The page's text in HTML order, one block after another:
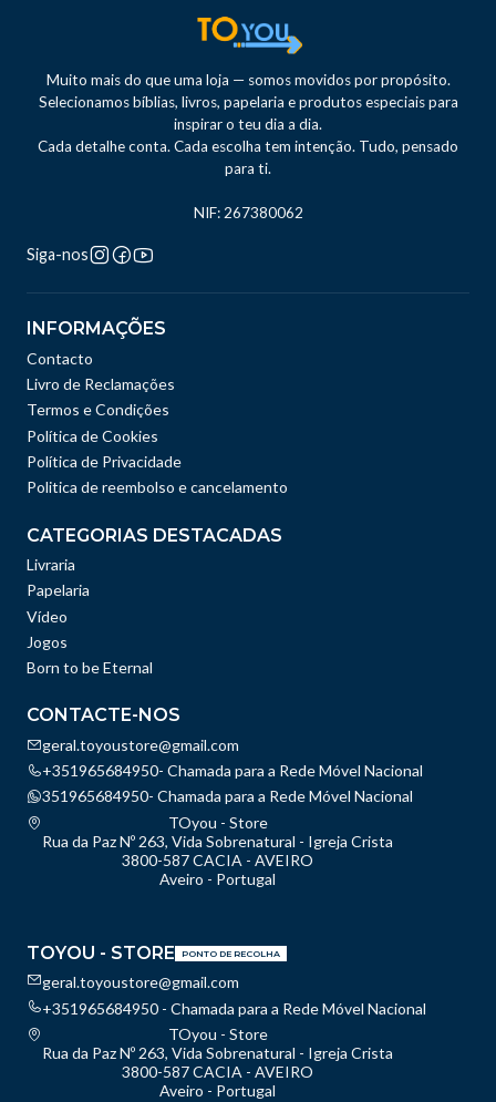
Muito mais do que uma loja — somos movidos por propósito.
Selecionamos bíblias, livros, papelaria e produtos especiais para
inspirar o teu dia a dia.
Cada detalhe conta. Cada escolha tem intenção. Tudo, pensado
para ti.
NIF: 267380062
Siga-nos
INFORMAÇÕES
Contacto
Livro de Reclamações
Termos e Condições
Política de Cookies
Política de Privacidade
Politica de reembolso e cancelamento
CATEGORIAS DESTACADAS
Livraria
Papelaria
Vídeo
Jogos
Born to be Eternal
CONTACTE-NOS
geral.toyoustore@gmail.com
+351965684950- Chamada para a Rede Móvel Nacional
351965684950- Chamada para a Rede Móvel Nacional
TOyou - Store
Rua da Paz Nº 263, Vida Sobrenatural - Igreja Crista
3800-587 CACIA - AVEIRO
Aveiro - Portugal
TOYOU - STORE PONTO DE RECOLHA
geral.toyoustore@gmail.com
+351965684950 - Chamada para a Rede Móvel Nacional
TOyou - Store
Rua da Paz Nº 263, Vida Sobrenatural - Igreja Crista
3800-587 CACIA - AVEIRO
Aveiro - Portugal